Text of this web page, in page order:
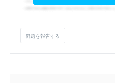
問題を報告する